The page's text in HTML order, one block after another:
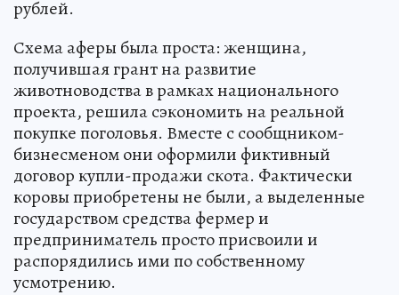
рублей.
Схема аферы была проста: женщина,
получившая грант на развитие
животноводства в рамках национального
проекта, решила сэкономить на реальной
покупке поголовья. Вместе с сообщником-
бизнесменом они оформили фиктивный
договор купли-продажи скота. Фактически
коровы приобретены не были, а выделенные
государством средства фермер и
предприниматель просто присвоили и
распорядились ими по собственному
усмотрению.